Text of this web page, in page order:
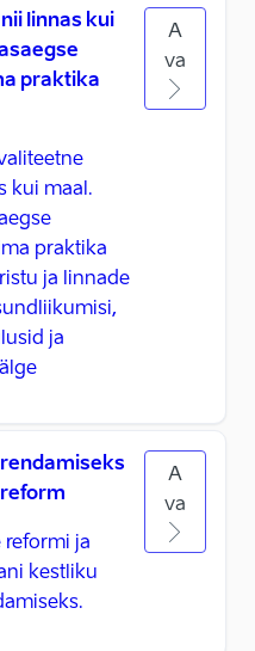
linnas kui
praktika
kui maal.
praktika
ja linnade
ja
A
va
reformi ja
kestliku
A
va